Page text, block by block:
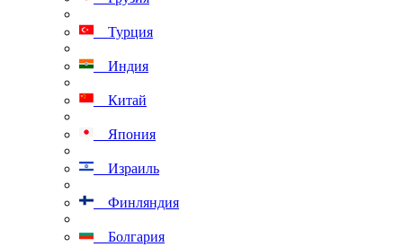
Турция
Индия
Китай
Япония
Израиль
Финляндия
Болгария